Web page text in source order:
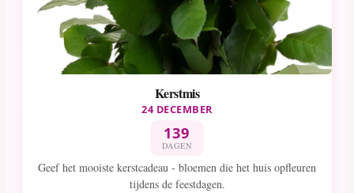
Kerstmis
24 DECEMBER
139
DAGEN
Geef het mooiste kerstcadeau - bloemen die het huis opfleuren
tijdens de feestdagen.